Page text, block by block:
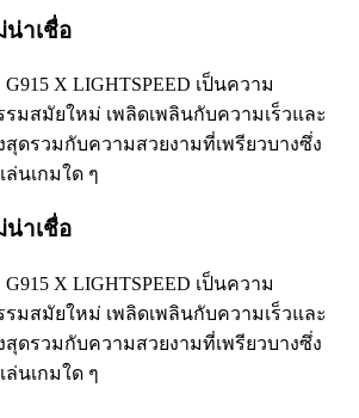
น่าเชื่อ
X LIGHTSPEED เป็นความ
มสมัยใหม่ เพลิดเพลินกับความเร็วและ
ดรวมกับความสวยงามที่เพรียวบางซึ่ง
ล่นเกมใด ๆ
น่าเชื่อ
X LIGHTSPEED เป็นความ
มสมัยใหม่ เพลิดเพลินกับความเร็วและ
ดรวมกับความสวยงามที่เพรียวบางซึ่ง
ล่นเกมใด ๆ